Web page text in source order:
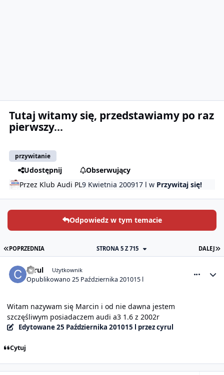
Tutaj witamy się, przedstawiamy po raz
pierwszy...
przywitanie
Udostępnij
Obserwujący
Przez Klub Audi PL9 Kwietnia 200917 lw Przywitaj się!
Odpowiedz w tym temacie
PIERWSZA STRONA
POPRZEDNIA DALEJ
STRONA 5 Z 715
cyrul Użytkownik
Opublikowano25 Października 201015 l
Witam nazywam się Marcin i od nie dawna jestem
szczęśliwym posiadaczem audi a3 1.6 z 2002r
Edytowane25 Października 201015 l przez cyrul
Cytuj